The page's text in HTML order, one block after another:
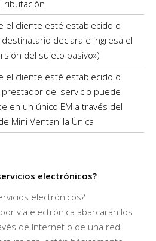
el cliente esté establecido o
destinatario declara e ingresa el
del sujeto pasivo»)
el cliente esté establecido o
prestador del servicio puede
en un único EM a través del
Mini Ventanilla Única
electrónicos?
electrónicos?
vía electrónica abarcarán los
de Internet o de una red